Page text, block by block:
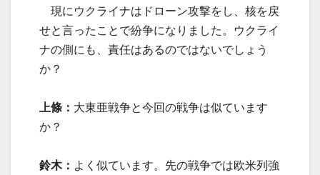
現にウクライナはドローン攻撃をし、核を戻
せと言ったことで紛争になりました。ウクライ
ナの側にも、責任はあるのではないでしょう
か？
上條： 大東亜戦争と今回の戦争は似ています
か？
鈴木： よく似ています。先の戦争では欧米列強